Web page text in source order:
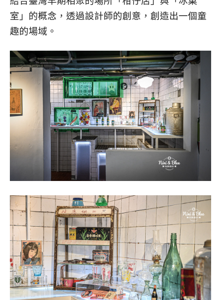
室」的概念，透過設計師的創意，創造出一個童
趣的場域。